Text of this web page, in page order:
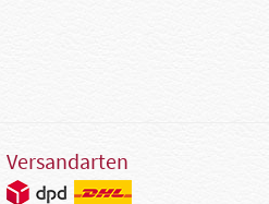
Versandarten